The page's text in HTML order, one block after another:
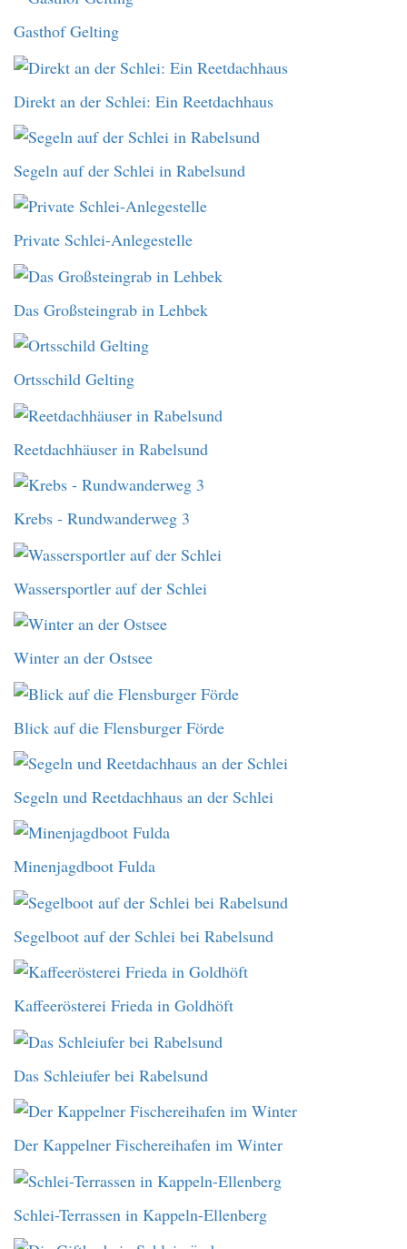
Gasthof Gelting
Direkt an der Schlei: Ein Reetdachhaus
Segeln auf der Schlei in Rabelsund
Private Schlei-Anlegestelle
Das Großsteingrab in Lehbek
Ortsschild Gelting
Reetdachhäuser in Rabelsund
Krebs - Rundwanderweg 3
Wassersportler auf der Schlei
Winter an der Ostsee
Blick auf die Flensburger Förde
Segeln und Reetdachhaus an der Schlei
Minenjagdboot Fulda
Segelboot auf der Schlei bei Rabelsund
Kaffeerösterei Frieda in Goldhöft
Das Schleiufer bei Rabelsund
Der Kappelner Fischereihafen im Winter
Schlei-Terrassen in Kappeln-Ellenberg